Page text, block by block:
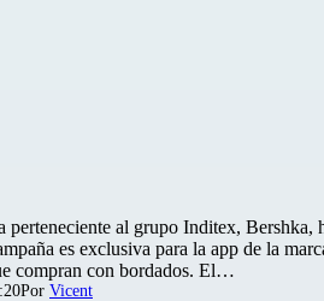
perteneciente al grupo Inditex, Bershka,
es exclusiva para la app de la
compran con bordados. El…
Por Vicent